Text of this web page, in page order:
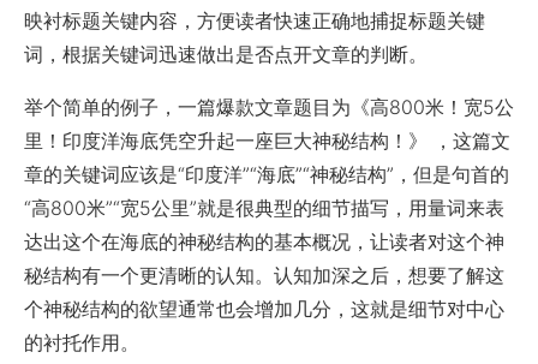
映衬标题关键内容，方便读者快速正确地捕捉标题关键
词，根据关键词迅速做出是否点开文章的判断。
举个简单的例子 ，一篇爆款文章题目为《高800米！宽5公
里！印度洋海底凭空升起一座巨大神秘结构！》 ，这篇文
章的关键词应该是“印度洋”“海底”“神秘结构”，但是句首的
“高800米”“宽5公里”就是很典型的细节描写，用量词来表
达出这个在海底的神秘结构的基本概况，让读者对这个神
秘结构有一个更清晰的认知。认知加深之后，想要了解这
个神秘结构的欲望通常也会增加几分，这就是细节对中心
的衬托作用。